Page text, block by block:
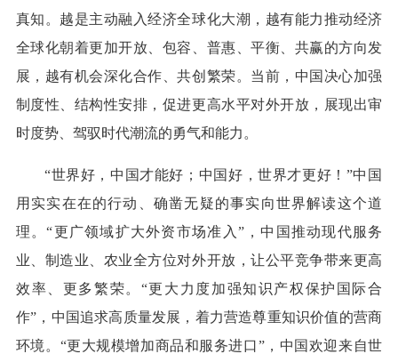
真知。越是主动融入经济全球化大潮，越有能力推动经济
全球化朝着更加开放、包容、普惠、平衡、共赢的方向发
展，越有机会深化合作、共创繁荣。当前，中国决心加强
制度性、结构性安排，促进更高水平对外开放，展现出审
时度势、驾驭时代潮流的勇气和能力。
“世界好，中国才能好；中国好，世界才更好！”中国
用实实在在的行动、确凿无疑的事实向世界解读这个道
理。“更广领域扩大外资市场准入”，中国推动现代服务
业、制造业、农业全方位对外开放，让公平竞争带来更高
效率、更多繁荣。“更大力度加强知识产权保护国际合
作”，中国追求高质量发展，着力营造尊重知识价值的营商
环境。“更大规模增加商品和服务进口”，中国欢迎来自世